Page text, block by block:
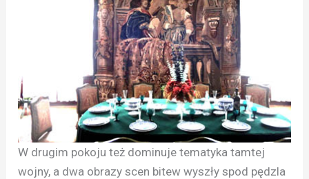
W drugim pokoju też dominuje tematyka tamtej
wojny, a dwa obrazy scen bitew wyszły spod pędzla